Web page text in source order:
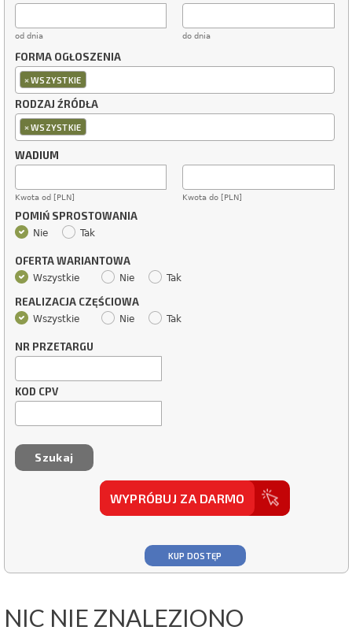
od dnia do dnia
FORMA OGŁOSZENIA
×WSZYSTKIE
RODZAJ ŹRÓDŁA
×WSZYSTKIE
WADIUM
Kwota od [PLN] Kwota do [PLN]
POMIŃ SPROSTOWANIA
Nie Tak
OFERTA WARIANTOWA
Wszystkie Nie Tak
REALIZACJA CZĘŚCIOWA
Wszystkie Nie Tak
NR PRZETARGU
KOD CPV
WYPRÓBUJ ZA DARMO
KUP DOSTĘP
NIC NIE ZNALEZIONO